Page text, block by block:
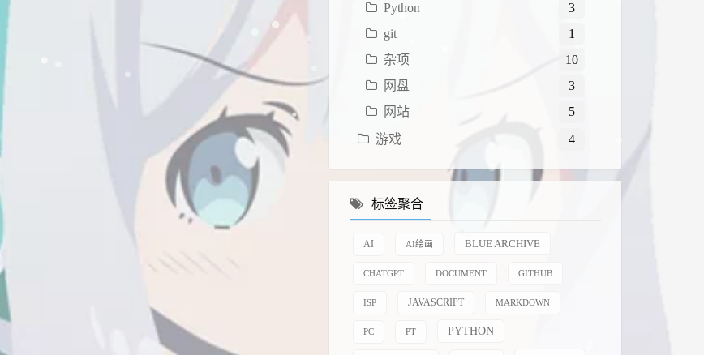
Python
3
git
1
杂项
10
网盘
3
网站
5
游戏
4
标签聚合
AI AI绘画 BLUE ARCHIVE
CHATGPT DOCUMENT GITHUB
ISP JAVASCRIPT MARKDOWN
PC PT PYTHON